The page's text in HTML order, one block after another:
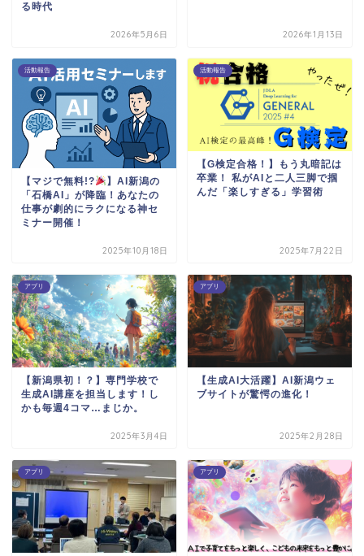
る時代
2026年5月6日 2026年1月13日
活動報告
【マジで無料!?
】AI新潟の
「石橋AI」が降臨！あなたの
仕事が劇的にラクになる神セ
ミナー開催！
2025年10月18日
活動報告
【G検定合格！】もう丸暗記は
卒業！ 私がAIと二人三脚で掴
んだ「楽しすぎる」学習術
2025年7月22日
アプリ
【新潟県初！？】専門学校で
生成AI講座を担当します！し
かも毎週4コマ…まじか。
2025年3月4日
アプリ
【生成AI大活躍】AI新潟ウェ
ブサイトが驚愕の進化！
2025年2月28日
アプリ アプリ